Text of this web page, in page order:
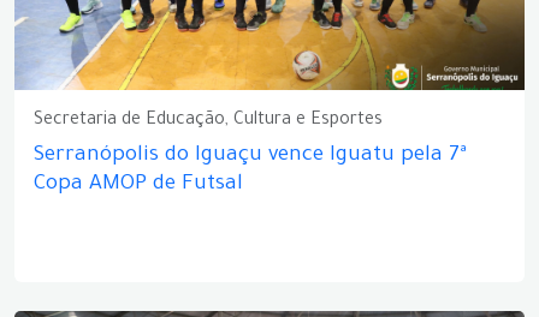
Secretaria de Educação, Cultura e Esportes
Serranópolis do Iguaçu vence Iguatu pela 7ª
Copa AMOP de Futsal